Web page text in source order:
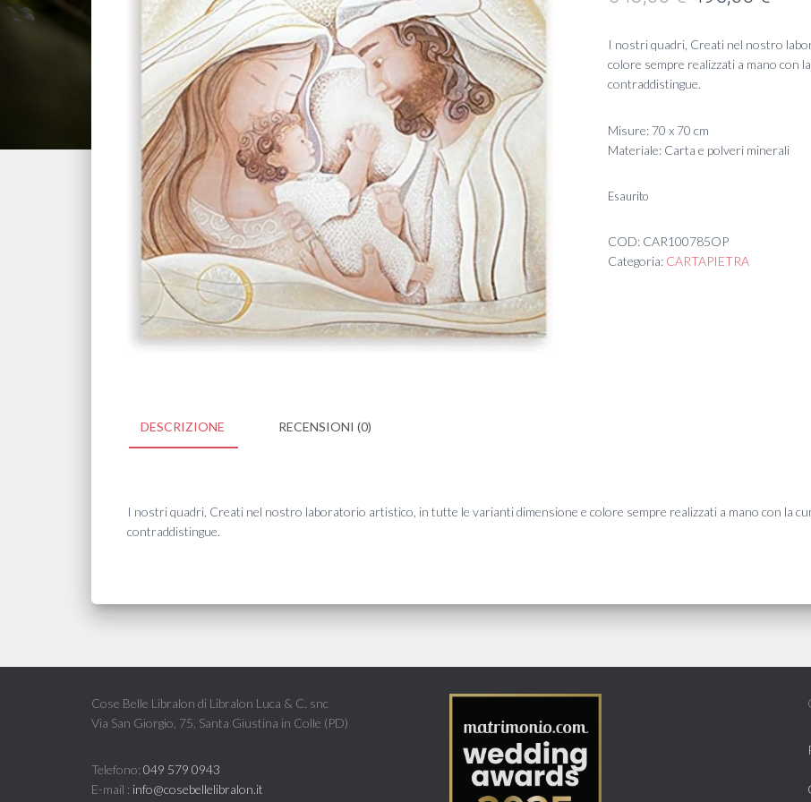
originale
era:
548,00 €.
I nostri quadri, Creati nel nostro
colore sempre realizzati a mano con
contraddistingue.
Misure: 70 x 70 cm
Materiale: Carta e polveri minerali
Esaurito
COD: CAR100785OP
Categoria: CARTAPIETRA
DESCRIZIONE RECENSIONI (0)
I nostri quadri, Creati nel nostro laboratorio artistico, in tutte le varianti dimensione e colore sempre realizzati a mano con la
contraddistingue.
Cose Belle Libralon di Libralon Luca & C. snc
Via San Giorgio, 75, Santa Giustina in Colle (PD)
Telefono: 049 579 0943
E-mail : info@cosebellelibralon.it